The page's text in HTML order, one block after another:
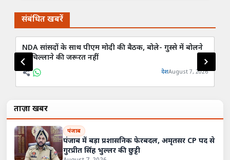
संबंधित खबरें
NDA सांसदों के साथ पीएम मोदी की बैठक, बोले- गुस्से में बोलने
या चिल्लाने की जरूरत नहीं
देशAugust 7, 2026
ताज़ा खबरें
पंजाब
पंजाब में बड़ा प्रशासनिक फेरबदल, अमृतसर CP पद से
गुरप्रीत सिंह भुल्लर की छुट्टी